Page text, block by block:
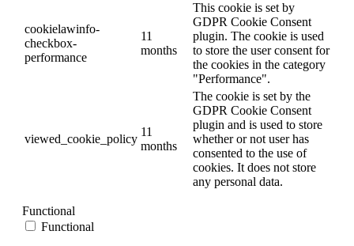
cookielawinfo-
checkbox-
performance
11
months
This cookie is set by
GDPR Cookie Consent
plugin. The cookie is used
to store the user consent for
the cookies in the category
"Performance".
viewed_cookie_policy
11
months
The cookie is set by the
GDPR Cookie Consent
plugin and is used to store
whether or not user has
consented to the use of
cookies. It does not store
any personal data.
Functional
Functional